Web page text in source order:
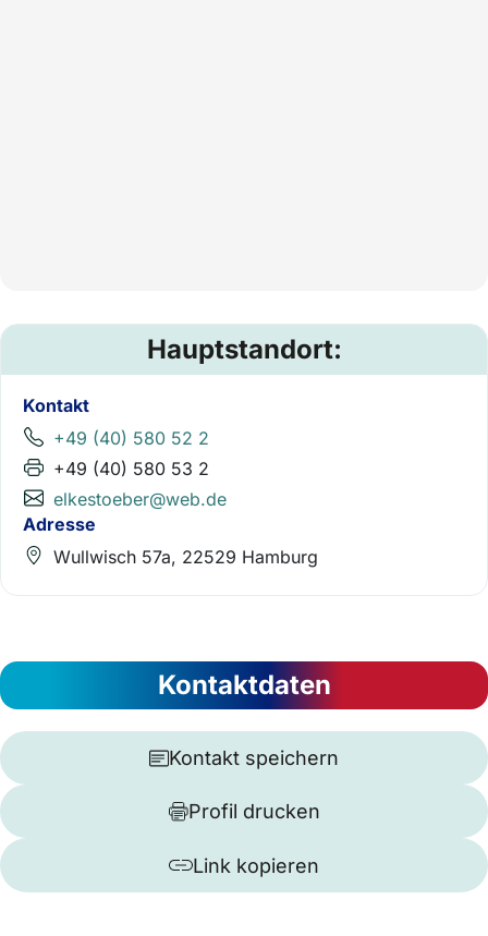
Hauptstandort:
Kontakt
+49 (40) 580 52 2
+49 (40) 580 53 2
elkestoeber@web.de
Adresse
Wullwisch 57a, 22529 Hamburg
Kontaktdaten
Kontakt speichern
Profil drucken
Link kopieren